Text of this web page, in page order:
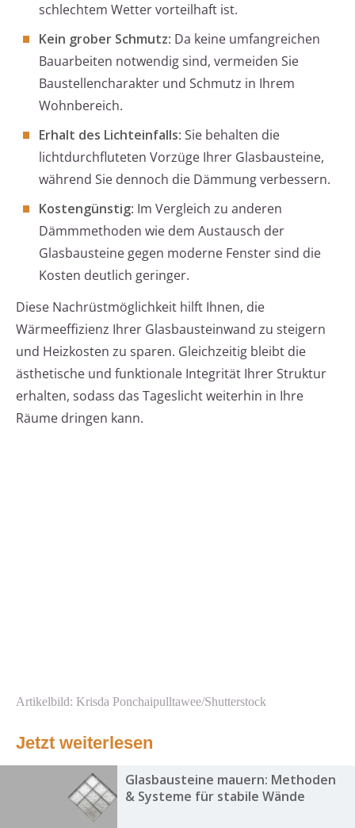
schlechtem Wetter vorteilhaft ist.
Kein grober Schmutz: Da keine umfangreichen
Bauarbeiten notwendig sind, vermeiden Sie
Baustellencharakter und Schmutz in Ihrem
Wohnbereich.
Erhalt des Lichteinfalls: Sie behalten die
lichtdurchfluteten Vorzüge Ihrer Glasbausteine,
während Sie dennoch die Dämmung verbessern.
Kostengünstig: Im Vergleich zu anderen
Dämmmethoden wie dem Austausch der
Glasbausteine gegen moderne Fenster sind die
Kosten deutlich geringer.
Diese Nachrüstmöglichkeit hilft Ihnen, die
Wärmeeffizienz Ihrer Glasbausteinwand zu steigern
und Heizkosten zu sparen. Gleichzeitig bleibt die
ästhetische und funktionale Integrität Ihrer Struktur
erhalten, sodass das Tageslicht weiterhin in Ihre
Räume dringen kann.
Artikelbild: Krisda Ponchaipulltawee/Shutterstock
Jetzt weiterlesen
Glasbausteine mauern: Methoden
& Systeme für stabile Wände